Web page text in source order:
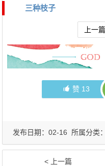
三种枝子
上一篇
赞 13
发布日期：02-16 所属分类
< 上一篇